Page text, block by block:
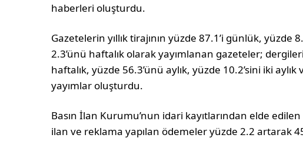
haberleri oluşturdu.
Gazetelerin yıllık tirajının yüzde 87.1’i günlük, yüzde
2.3’ünü haftalık olarak yayımlanan gazeteler;
haftalık, yüzde 56.3’ünü aylık, yüzde 10.2’sini iki aylık
yayımlar oluşturdu.
Basın İlan Kurumu’nun idari kayıtlarından elde
ilan ve reklama yapılan ödemeler yüzde 2.2 artarak